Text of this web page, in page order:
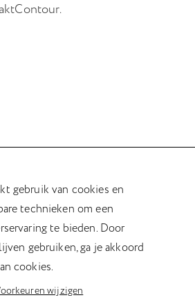
hersenletsel
gebruik van cookies en
technieken om een
te bieden. Door
gebruiken, ga je akkoord
cookies.
wijzigen